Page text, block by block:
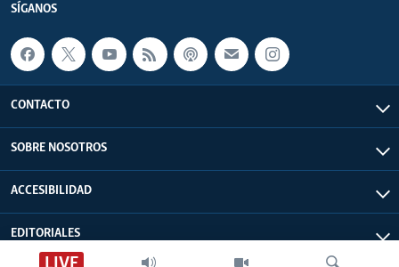
SÍGANOS
CONTACTO
SOBRE NOSOTROS
ACCESIBILIDAD
EDITORIALES